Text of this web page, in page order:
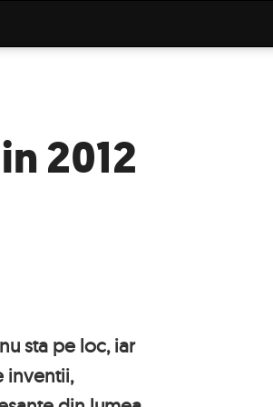
2012
sta pe loc, iar
inventii,